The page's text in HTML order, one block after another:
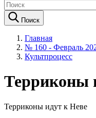
Поиск
Главная
№ 160 - Февраль
Культпроцесс
Терриконы
Терриконы идут к Неве